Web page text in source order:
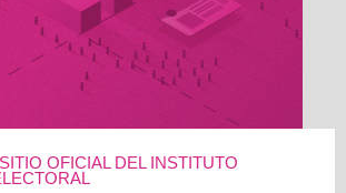
OFICIAL DEL INSTITUTO